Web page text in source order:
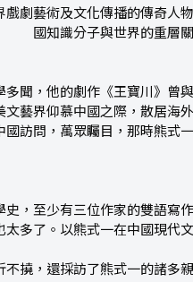
戲劇藝術及文化傳播的傳奇人
國知識分子與世界的重層
多聞，他的劇作《王寶川》曾
文藝界仰慕中國之際，散居海
國訪問，萬眾矚目，那時熊式
史，至少有三位作家的雙語寫
太多了。以熊式一在中國現代
不撓，還採訪了熊式一的諸多